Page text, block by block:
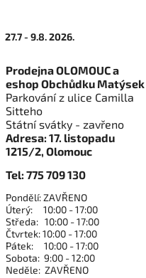
27.7 - 9.8. 2026. 3.8
Prodejna OLOMOUC a
eshop Obchůdku Matýsek
Parkování z ulice Camilla
Sitteho
Státní svátky - zavřeno
Adresa: 17. listopadu
1215/2, Olomouc
Tel: 775 709 130
Pondělí: ZAVŘENO
Úterý: 10:00 - 17:00
Středa: 10:00 - 17:00
Čtvrtek: 10:00 - 17:00
Pátek: 10:00 - 17:00
Sobota: 9:00 - 12:00
Neděle: ZAVŘENO